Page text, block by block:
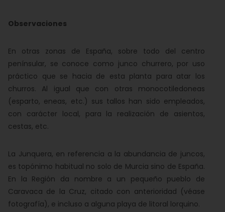
Observaciones
En otras zonas de España, sobre todo del centro
penínsular, se conoce como junco churrero, por uso
práctico que se hacia de esta planta para atar los
churros. Al igual que con otras monocotiledoneas
(esparto, eneas, etc.) sus tallos han sido empleados,
con carácter local, para la realización de asientos,
cestas, etc.
La Junquera, en referencia a la abundancia de juncos,
es topónimo habitual no solo de Murcia sino de España.
En la Región da nombre a un pequeño pueblo de
Caravaca de la Cruz, citado con anterioridad (véase
fotografía), e incluso a alguna playa de litoral lorquino.